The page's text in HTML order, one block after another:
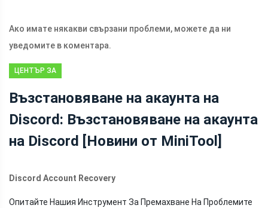
Ако имате някакви свързани проблеми, можете да ни
уведомите в коментара.
ЦЕНТЪР ЗА
MINITOOL
Възстановяване на акаунта на
Discord: Възстановяване на акаунта
на Discord [Новини от MiniTool]
Discord Account Recovery
Опитайте Нашия Инструмент За Премахване На Проблемите